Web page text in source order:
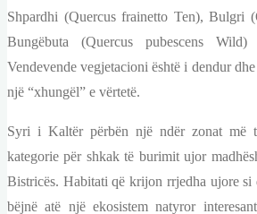
Shpardhi (Quercus frainetto Ten), Bulgri
Bungëbuta (Quercus pubescens
Vendevende vegjetacioni është i dendur
një “xhungël” e vërtetë.
Syri i Kaltër përbën një ndër zonat më
kategorie për shkak të burimit ujor
Bistricës. Habitati që krijon rrjedha ujore si
bëjnë atë një ekosistem natyror